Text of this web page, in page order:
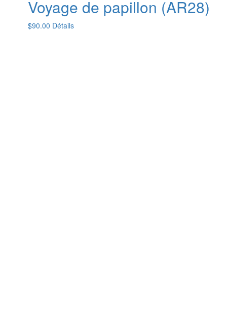
Voyage de papillon (AR28)
$90.00 Détails